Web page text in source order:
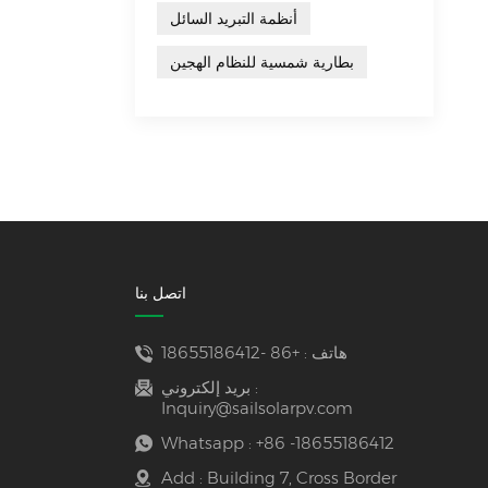
أنظمة التبريد السائل
بطارية شمسية للنظام الهجين
اتصل بنا
هاتف : +86 -18655186412
بريد إلكتروني :
Inquiry@sailsolarpv.com
Whatsapp : +86 -18655186412
Add : Building 7, Cross Border